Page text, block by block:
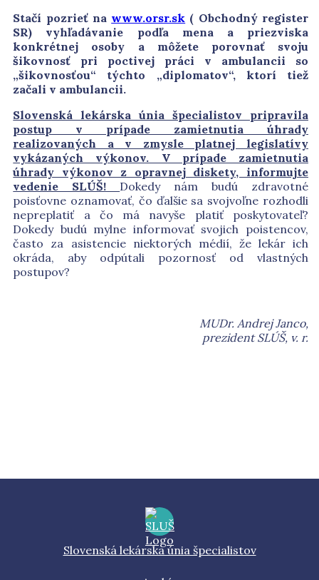
Stačí pozrieť na www.orsr.sk ( Obchodný register
SR) vyhľadávanie podľa mena a priezviska
konkrétnej osoby a môžete porovnať svoju
šikovnosť pri poctivej práci v ambulancii so
„šikovnosťou“ týchto „diplomatov“, ktorí tiež
začali v ambulancii.
Slovenská lekárska únia špecialistov pripravila
postup v prípade zamietnutia úhrady
realizovaných a v zmysle platnej legislatívy
vykázaných výkonov. V prípade zamietnutia
úhrady výkonov z opravnej diskety, informujte
vedenie SLÚŠ! Dokedy nám budú zdravotné
poisťovne oznamovať, čo ďalšie sa svojvoľne rozhodli
nepreplatiť a čo má navyše platiť poskytovateľ?
Dokedy budú mylne informovať svojich poistencov,
často za asistencie niektorých médií, že lekár ich
okráda, aby odpútali pozornosť od vlastných
postupov?
MUDr. Andrej Janco,
prezident SLÚŠ, v. r.
Slovenská lekárska únia špecialistov